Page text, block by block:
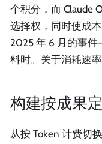
个积分，而 Claude
选择权，同时使成
2025 年 6 月的事
料时。关于消耗速
构建按成果
从按 Token 计费切